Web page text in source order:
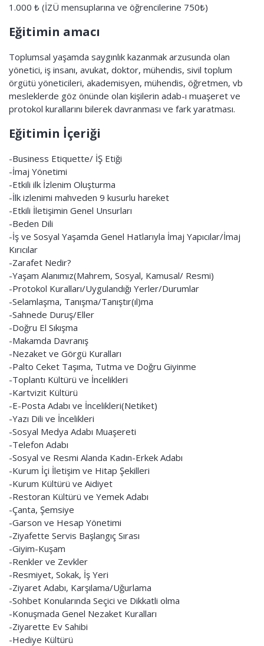
1.000 ₺ (İZÜ mensuplarına ve öğrencilerine 750₺)
Eğitimin amacı
Toplumsal yaşamda saygınlık kazanmak arzusunda olan
yönetici, iş insanı, avukat, doktor, mühendis, sivil toplum
örgütü yöneticileri, akademisyen, mühendis, öğretmen, vb
mesleklerde göz önünde olan kişilerin adab-ı muaşeret ve
protokol kurallarını bilerek davranması ve fark yaratması.
Eğitimin İçeriği
-Business Etiquette/ İŞ Etiği
-İmaj Yönetimi
-Etkili ilk İzlenim Oluşturma
-İlk izlenimi mahveden 9 kusurlu hareket
-Etkili İletişimin Genel Unsurları
-Beden Dili
-İş ve Sosyal Yaşamda Genel Hatlarıyla İmaj Yapıcılar/İmaj
Kırıcılar
-Zarafet Nedir?
-Yaşam Alanımız(Mahrem, Sosyal, Kamusal/ Resmi)
-Protokol Kuralları/Uygulandığı Yerler/Durumlar
-Selamlaşma, Tanışma/Tanıştır(ıl)ma
-Sahnede Duruş/Eller
-Doğru El Sıkışma
-Makamda Davranış
-Nezaket ve Görgü Kuralları
-Palto Ceket Taşıma, Tutma ve Doğru Giyinme
-Toplantı Kültürü ve İncelikleri
-Kartvizit Kültürü
-E-Posta Adabı ve İncelikleri(Netiket)
-Yazı Dili ve İncelikleri
-Sosyal Medya Adabı Muaşereti
-Telefon Adabı
-Sosyal ve Resmi Alanda Kadın-Erkek Adabı
-Kurum İçi İletişim ve Hitap Şekilleri
-Kurum Kültürü ve Aidiyet
-Restoran Kültürü ve Yemek Adabı
-Çanta, Şemsiye
-Garson ve Hesap Yönetimi
-Ziyafette Servis Başlangıç Sırası
-Giyim-Kuşam
-Renkler ve Zevkler
-Resmiyet, Sokak, İş Yeri
-Ziyaret Adabı, Karşılama/Uğurlama
-Sohbet Konularında Seçici ve Dikkatli olma
-Konuşmada Genel Nezaket Kuralları
-Ziyarette Ev Sahibi
-Hediye Kültürü